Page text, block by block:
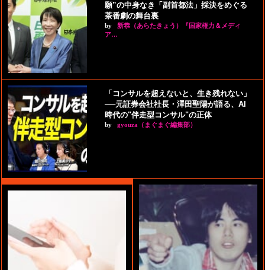
願”の中身なき「副首都法」採決をめぐる
茶番劇の舞台裏
by
新恭（あらたきょう）『国家権力＆メディ
ア…
「コンサルを超えないと、生き残れない」
──元証券会社社長・澤田聖陽が語る、AI
時代の"伴走型コンサル"の正体
by gyouza（まぐまぐ編集部）